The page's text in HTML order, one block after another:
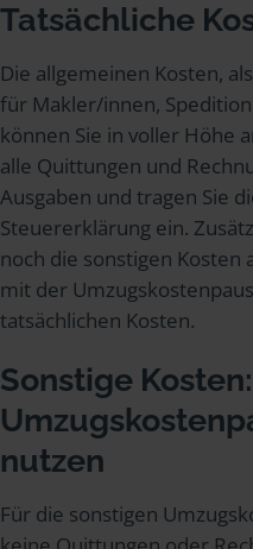
Tatsächliche
Die allgemeinen Kosten,
für Makler/innen,
können Sie in voller Höhe
alle Quittungen und
Ausgaben und tragen Sie
Steuererklärung ein.
noch die sonstigen Kosten
mit der
tatsächlichen Kosten.
Sonstige Kosten:
nutzen
Für die sonstigen